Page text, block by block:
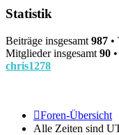
Statistik
Beiträge insgesamt 987 •
Mitglieder insgesamt 90
chris1278
Foren-Übersicht
Alle Zeiten sind